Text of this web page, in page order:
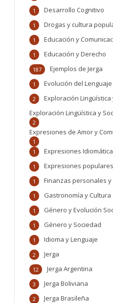
Desarrollo Cognitivo
1
Drogas y cultura
1
Educación y
1
Educación y Derecho
1
Ejemplos de Jerga
187
Evolución del Lenguaje
1
Exploración Lingüística
2
Exploración Lingüística y
2
Expresiones de Amor y
1
Expresiones
1
Expresiones populares
1
Finanzas personales
1
Gastronomía y Cultura
1
Género y Evolución
1
Género y Sociedad
1
Idioma y Lenguaje
1
Jerga
2
Jerga Argentina
12
Jerga Boliviana
3
Jerga Brasileña
2